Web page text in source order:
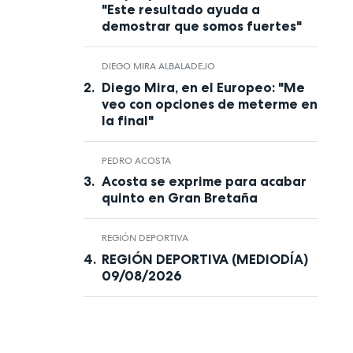
"Este resultado ayuda a
demostrar que somos fuertes"
DIEGO MIRA ALBALADEJO
Diego Mira, en el Europeo: "Me
veo con opciones de meterme en
la final"
PEDRO ACOSTA
Acosta se exprime para acabar
quinto en Gran Bretaña
REGIÓN DEPORTIVA
REGIÓN DEPORTIVA (MEDIODÍA)
09/08/2026